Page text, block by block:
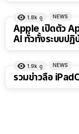
1.8k ดู NEWS
Apple เปิดตัว
AI ทั่วทั้งระบบปฏิ
1.9k ดู NEWS
รวมข่าวลือ